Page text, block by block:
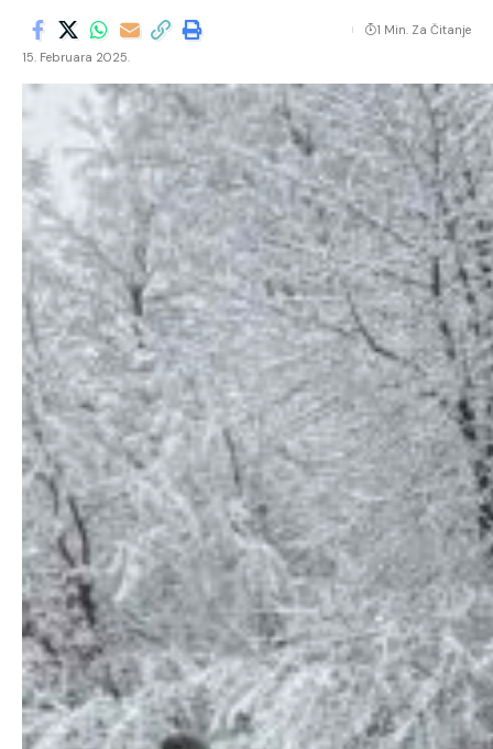
15. Februara 2025.
1 Min. Za Čitanje